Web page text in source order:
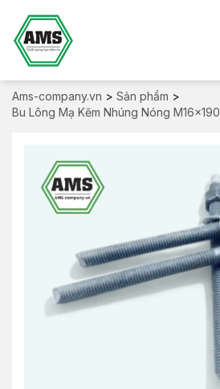
Ams-company.vn > Sản phẩm >
Bu Lông Mạ Kẽm Nhúng Nóng M16x190